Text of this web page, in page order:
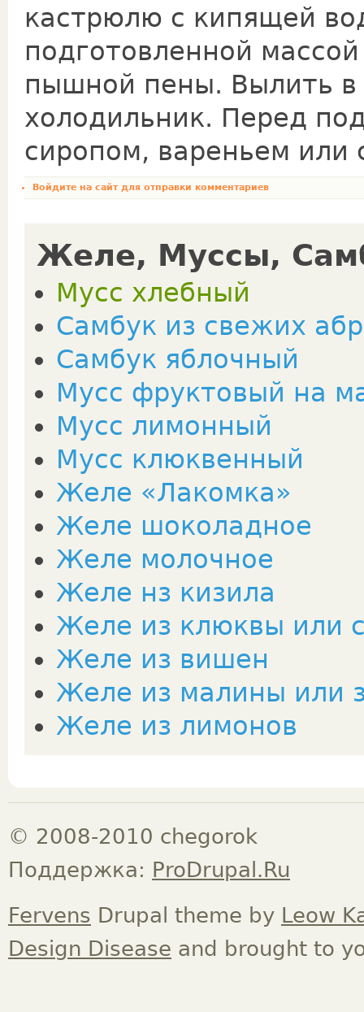
кастрюлю с кипящей
подготовленной
пышной пены. Вылить в
холодильник. Перед
сиропом, вареньем или
Войдите на сайтдля отправки комментариев
Желе, Муссы,
Мусс хлебный
Самбук из свежих
Самбук яблочный
Мусс фруктовый на
Мусс лимонный
Мусс клюквенный
Желе «Лакомка»
Желе шоколадное
Желе молочное
Желе нз кизила
Желе из клюквы или
Желе из вишен
Желе из малины или
Желе из лимонов
© 2008-2010 chegorok
Поддержка: ProDrupal.Ru
Fervens Drupal theme by Leow
Design Disease and brought to